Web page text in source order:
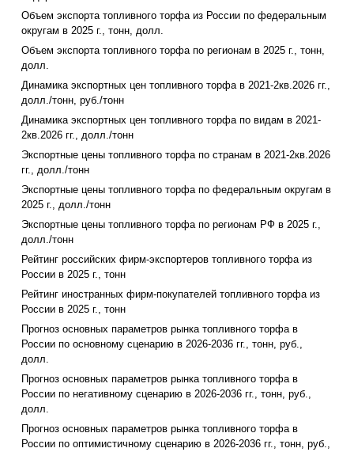
Объем экспорта топливного торфа из России по федеральным
округам в 2025 г., тонн, долл.
Объем экспорта топливного торфа по регионам в 2025 г., тонн,
долл.
Динамика экспортных цен топливного торфа в 2021-2кв.2026 гг.,
долл./тонн, руб./тонн
Динамика экспортных цен топливного торфа по видам в 2021-
2кв.2026 гг., долл./тонн
Экспортные цены топливного торфа по странам в 2021-2кв.2026
гг., долл./тонн
Экспортные цены топливного торфа по федеральным округам в
2025 г., долл./тонн
Экспортные цены топливного торфа по регионам РФ в 2025 г.,
долл./тонн
Рейтинг российских фирм-экспортеров топливного торфа из
России в 2025 г., тонн
Рейтинг иностранных фирм-покупателей топливного торфа из
России в 2025 г., тонн
Прогноз основных параметров рынка топливного торфа в
России по основному сценарию в 2026-2036 гг., тонн, руб.,
долл.
Прогноз основных параметров рынка топливного торфа в
России по негативному сценарию в 2026-2036 гг., тонн, руб.,
долл.
Прогноз основных параметров рынка топливного торфа в
России по оптимистичному сценарию в 2026-2036 гг., тонн, руб.,